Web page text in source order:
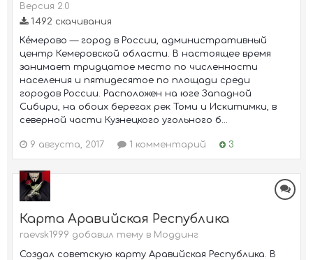
Версия 2.0
1 492 скачивания
Ке́мерово — город в России, административный
центр Кемеровской области. В настоящее время
занимает тридцатое место по численности
населения и пятидесятое по площади среди
городов России. Расположен на юге Западной
Сибири, на обоих берегах рек Томи и Искитимки, в
северной части Кузнецкого угольного б...
9 августа, 2017 1 комментарий 3
Карта Аравийская Республика
raevsk1999 добавил тему в Моддинг
Создал советскую карту Аравийская Республика. В